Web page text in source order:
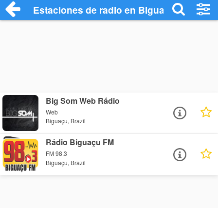
Estaciones de radio en Biguaçu -
Big Som Web Rádio
Web
Biguaçu, Brazil
Rádio Biguaçu FM
FM 98.3
Biguaçu, Brazil